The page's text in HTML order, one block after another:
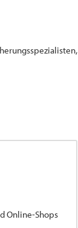
Online-Shops